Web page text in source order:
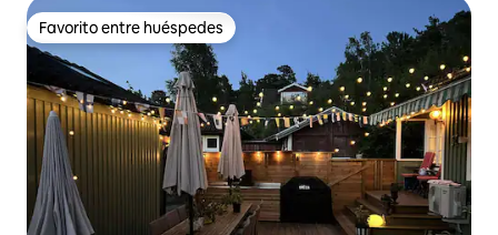
Favorito entre huéspedes
Favorito entre huéspedes